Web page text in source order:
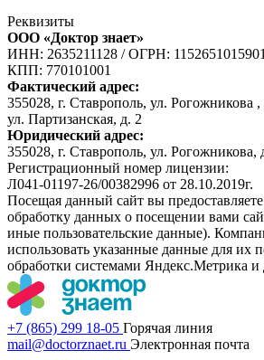
Реквизиты
ООО «Доктор знает»
ИНН: 2635211128 /ОГРН: 1152651015901
КПП: 770101001
Фактический адрес:
355028, г. Ставрополь, ул. Рогожникова ,
ул. Партизанская, д. 2
Юридический адрес:
355028, г. Ставрополь, ул. Рогожникова,
Регистрационный номер лицензии:
Л041-01197-26/00382996 от 28.10.2019г.
Посещая данный сайт вы предоставляете
обработку данных о посещении вами
иные пользовательские данные).
использовать указанные данные для их
обработки системами Яндекс.Метрика и
+7 (865) 299 18-05 Горячая линия
mail@doctorznaet.ru Электронная почта